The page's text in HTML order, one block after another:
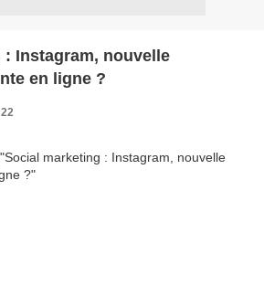
Instagram, nouvelle
en ligne ?